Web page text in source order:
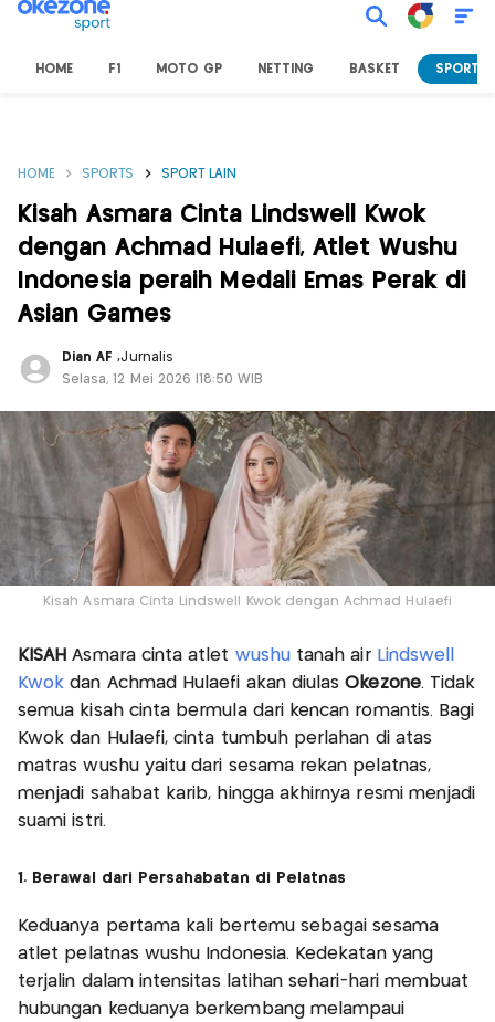
HOME F1 MOTO GP NETTING BASKET SPORT
HOME SPORTS SPORT LAIN
Kisah Asmara Cinta Lindswell Kwok
dengan Achmad Hulaefi, Atlet Wushu
Indonesia peraih Medali Emas Perak di
Asian Games
Dian AF,Jurnalis
Selasa, 12 Mei 2026 |18:50 WIB
Kisah Asmara Cinta Lindswell Kwok dengan Achmad Hulaefi
KISAH Asmara cinta atlet wushutanah air Lindswell
Kwokdan Achmad Hulaefi akan diulasOkezone. Tidak
semua kisah cinta bermula dari kencan romantis. Bagi
Kwok dan Hulaefi, cinta tumbuh perlahan di atas
matras wushu yaitu dari sesama rekan pelatnas,
menjadi sahabat karib, hingga akhirnya resmi menjadi
suami istri.
1. Berawal dari Persahabatan di Pelatnas
Keduanya pertama kali bertemu sebagai sesama
atlet pelatnas wushu Indonesia. Kedekatan yang
terjalin dalam intensitas latihan sehari-hari membuat
hubungan keduanya berkembang melampaui